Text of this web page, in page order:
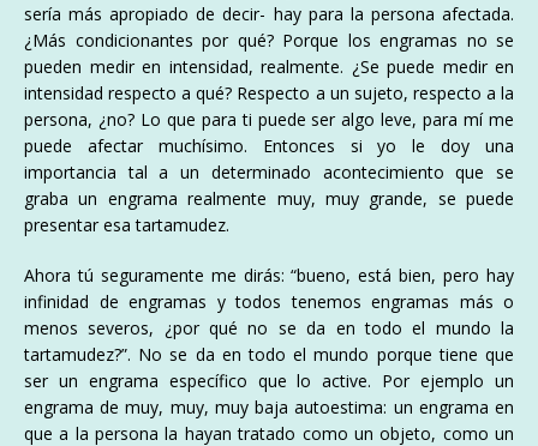
sería más apropiado de decir- hay para la persona afectada.
¿Más condicionantes por qué? Porque los engramas no se
pueden medir en intensidad, realmente. ¿Se puede medir en
intensidad respecto a qué? Respecto a un sujeto, respecto a la
persona, ¿no? Lo que para ti puede ser algo leve, para mí me
puede afectar muchísimo. Entonces si yo le doy una
importancia tal a un determinado acontecimiento que se
graba un engrama realmente muy, muy grande, se puede
presentar esa tartamudez.
Ahora tú seguramente me dirás: “bueno, está bien, pero hay
infinidad de engramas y todos tenemos engramas más o
menos severos, ¿por qué no se da en todo el mundo la
tartamudez?”. No se da en todo el mundo porque tiene que
ser un engrama específico que lo active. Por ejemplo un
engrama de muy, muy, muy baja autoestima: un engrama en
que a la persona la hayan tratado como un objeto, como un